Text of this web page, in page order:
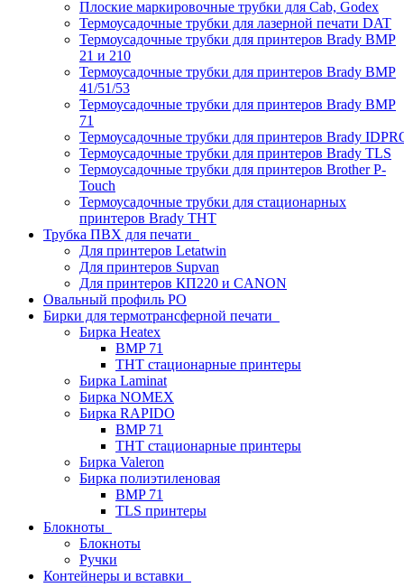
Плоские маркировочные трубки для Cab, Godex
Термоусадочные трубки для лазерной печати DAT
Термоусадочные трубки для принтеров Brady BMP
21 и 210
Термоусадочные трубки для принтеров Brady BMP
41/51/53
Термоусадочные трубки для принтеров Brady BMP
71
Термоусадочные трубки для принтеров Brady
Термоусадочные трубки для принтеров Brady TLS
Термоусадочные трубки для принтеров Brother P-
Touch
Термоусадочные трубки для стационарных
принтеров Brady THT
Трубка ПВХ для печати
Для принтеров Letatwin
Для принтеров Supvan
Для принтеров КП220 и CANON
Овальный профиль PO
Бирки для термотрансферной печати
Бирка Heatex
BMP 71
THT стационарные принтеры
Бирка Laminat
Бирка NOMEX
Бирка RAPIDO
BMP 71
THT стационарные принтеры
Бирка Valeron
Бирка полиэтиленовая
BMP 71
TLS принтеры
Блокноты
Блокноты
Ручки
Контейнеры и вставки